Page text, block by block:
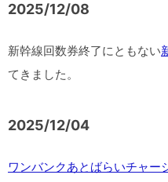
2025/12/08
新幹線回数券終了にともない
てきました。
2025/12/04
ワンバンクあとばらいチャー